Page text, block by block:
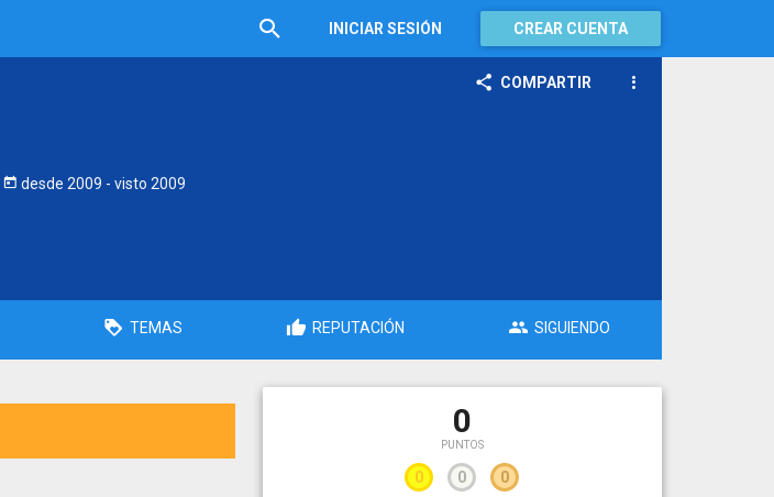
INICIAR SESIÓN CREAR CUENTA
COMPARTIR
desde 2009 - visto 2009
TEMAS REPUTACIÓN SIGUIENDO
0
PUNTOS
0 0 0